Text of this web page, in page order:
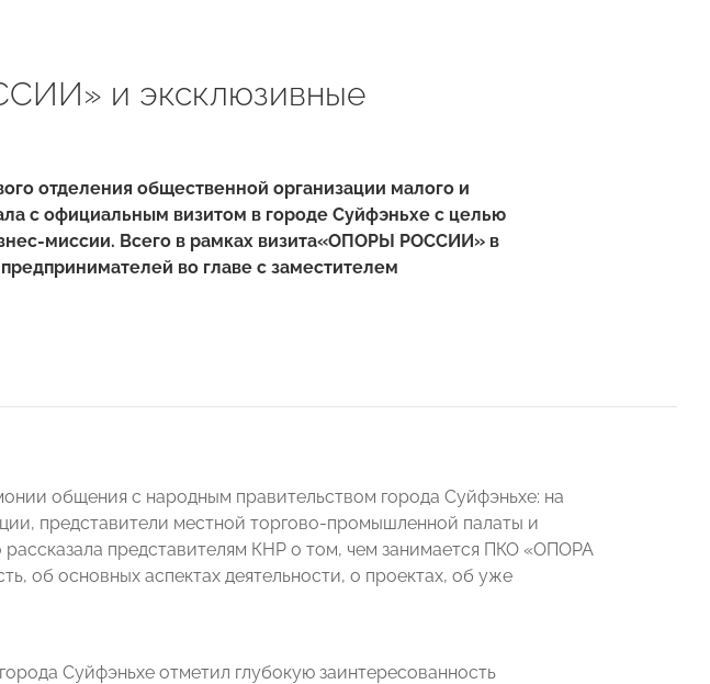
и эксклюзивные
отделения общественной организации малого и
с официальным визитом в городе Суйфэньхе с целью
миссии. Всего в рамках визита«ОПОРЫ РОССИИ» в
во главе с заместителем
общения с народным правительством города Суйфэньхе: на
представители местной торгово-промышленной палаты и
представителям КНР о том, чем занимается ПКО «ОПОРА
об основных аспектах деятельности, о проектах, об уже
Суйфэньхе отметил глубокую заинтересованность